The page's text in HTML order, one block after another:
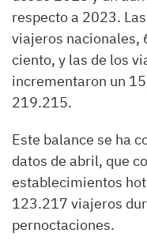
respecto a 2023.
viajeros nacionales,
ciento, y las de los
incrementaron un
219.215.
Este balance se ha
datos de abril, que
establecimientos
123.217 viajeros
pernoctaciones.